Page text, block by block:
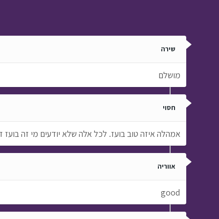
שירה
מושלם
חסוי
אמהלה איזה טוב בועז. לכל אלה שלא יודעים מי זה בועז
אווריה
good